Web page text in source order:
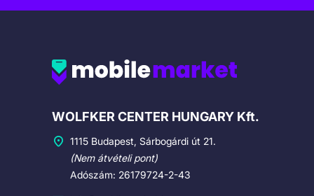
Cégadatok
WOLFKER CENTER HUNGARY Kft.
1115 Budapest, Sárbogárdi út 21.
(Nem átvételi pont)
Adószám: 26179724-2-43